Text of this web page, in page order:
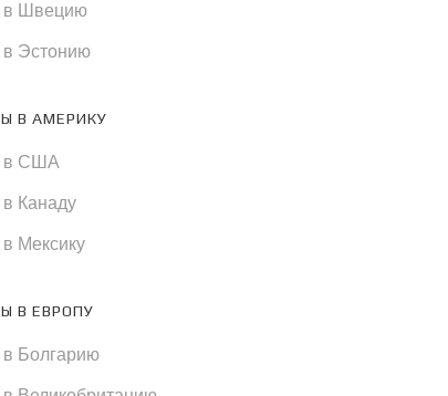
в Швецию
в Эстонию
В АМЕРИКУ
в США
в Канаду
в Мексику
В ЕВРОПУ
в Болгарию